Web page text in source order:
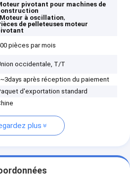
pivotant pour machines de
Moteur à oscillation,
de pelleteuses moteur
pièces par mois
occidentale, T/T
après réception du paiement
d'exportation standard
plus